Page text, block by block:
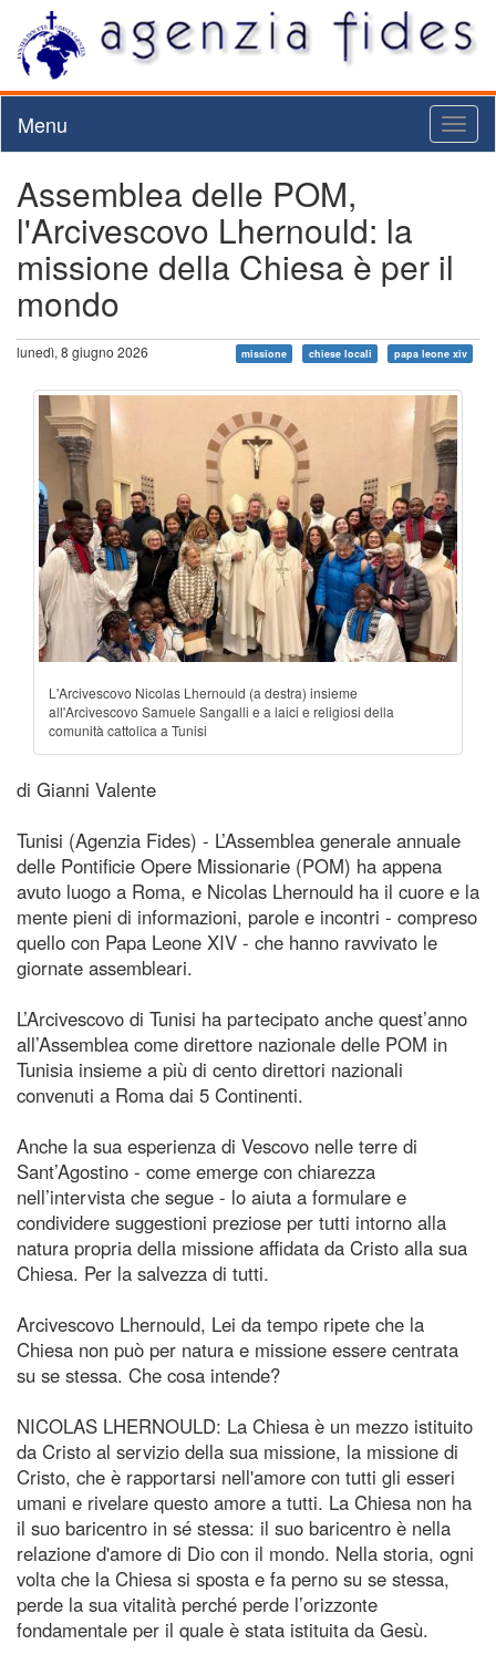
Menu
Assemblea delle POM,
l'Arcivescovo Lhernould: la
missione della Chiesa è per il
mondo
lunedì, 8 giugno 2026 missione chiese locali papa leone xiv
L'Arcivescovo Nicolas Lhernould (a destra) insieme
all'Arcivescovo Samuele Sangalli e a laici e religiosi della
comunità cattolica a Tunisi
di Gianni Valente
Tunisi (Agenzia Fides) - L’Assemblea generale annuale
delle Pontificie Opere Missionarie (POM) ha appena
avuto luogo a Roma, e Nicolas Lhernould ha il cuore e la
mente pieni di informazioni, parole e incontri - compreso
quello con Papa Leone XIV - che hanno ravvivato le
giornate assembleari.
L’Arcivescovo di Tunisi ha partecipato anche quest’anno
all’Assemblea come direttore nazionale delle POM in
Tunisia insieme a più di cento direttori nazionali
convenuti a Roma dai 5 Continenti.
Anche la sua esperienza di Vescovo nelle terre di
Sant’Agostino - come emerge con chiarezza
nell’intervista che segue - lo aiuta a formulare e
condividere suggestioni preziose per tutti intorno alla
natura propria della missione affidata da Cristo alla sua
Chiesa. Per la salvezza di tutti.
Arcivescovo Lhernould, Lei da tempo ripete che la
Chiesa non può per natura e missione essere centrata
su se stessa. Che cosa intende?
NICOLAS LHERNOULD: La Chiesa è un mezzo istituito
da Cristo al servizio della sua missione, la missione di
Cristo, che è rapportarsi nell'amore con tutti gli esseri
umani e rivelare questo amore a tutti. La Chiesa non ha
il suo baricentro in sé stessa: il suo baricentro è nella
relazione d'amore di Dio con il mondo. Nella storia, ogni
volta che la Chiesa si sposta e fa perno su se stessa,
perde la sua vitalità perché perde l’orizzonte
fondamentale per il quale è stata istituita da Gesù.